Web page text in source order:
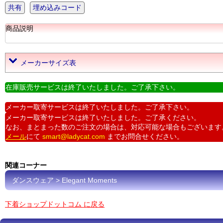
共有 埋め込みコード
商品説明
メーカーサイズ表
在庫販売サービスは終了いたしました。ご了承下さい。
メーカー取寄サービスは終了いたしました。ご了承下さい。
メーカー取寄サービスは終了いたしました。ご了承ください。
なお、まとまった数のご注文の場合は、対応可能な場合もございます
メールにて smart@ladycat.com までお問合せください。
関連コーナー
ダンスウェア > Elegant Moments
下着ショップドットコム に戻る